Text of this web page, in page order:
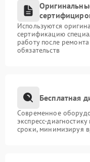
Используются
сертификацию
работу после
обязательств
Бесплатная
Современное
экспресс-
сроки, минимизируя